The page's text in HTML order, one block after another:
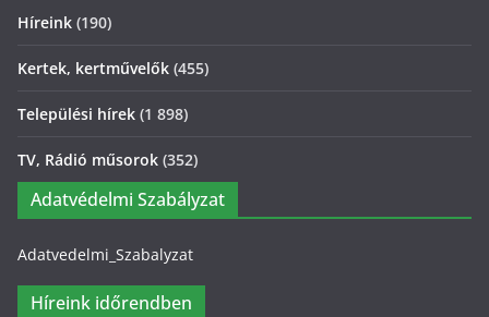
Híreink (190)
Kertek, kertművelők (455)
Települési hírek (1 898)
TV, Rádió műsorok (352)
Adatvédelmi Szabályzat
Adatvedelmi_Szabalyzat
Híreink időrendben